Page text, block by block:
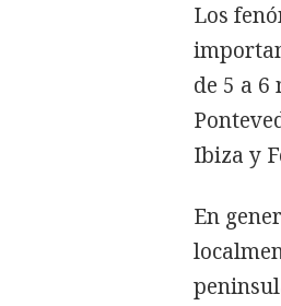
Los
de 5 a
Ibiza y
En